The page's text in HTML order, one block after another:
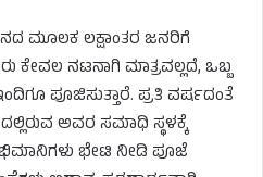
ಮೂಲಕ ಲಕ್ಷಾಂತರ ಜನರಿಗೆ
ಕೇವಲ ನಟನಾಗಿ ಮಾತ್ರವಲ್ಲದೆ, ಒಬ್ಬ
ಪೂಜಿಸುತ್ತಾರೆ. ಪ್ರತಿ ವರ್ಷದಂತೆ
ಅವರ ಸಮಾಧಿ ಸ್ಥಳಕ್ಕೆ
ಅಭಿಮಾನಿಗಳು ಭೇಟಿ ನೀಡಿ ಪೂಜೆ